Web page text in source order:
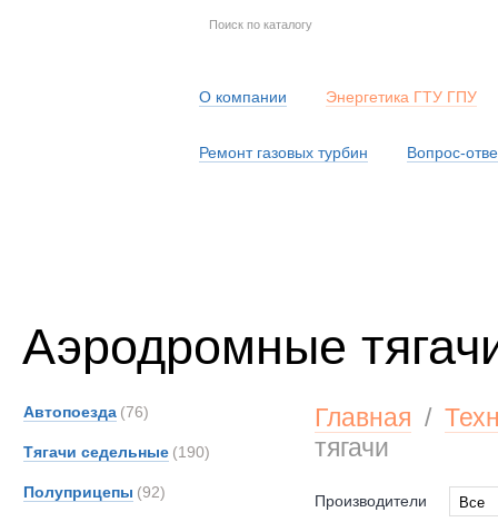
О компании Энергетика ГТУ ГПУ
Ремонт газовых турбин Вопрос-
Аэродромные
Автопоезда (76)
Тягачи седельные (190)
Полуприцепы (92)
Главная /
тягачи
Производители
Все